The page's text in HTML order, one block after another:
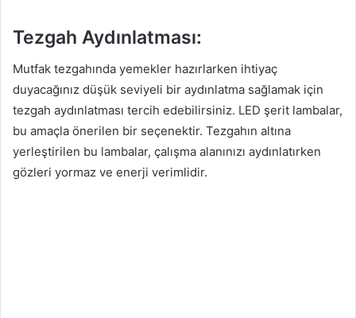
Tezgah Aydınlatması:
Mutfak tezgahında yemekler hazırlarken ihtiyaç
duyacağınız düşük seviyeli bir aydınlatma sağlamak için
tezgah aydınlatması tercih edebilirsiniz. LED şerit lambalar,
bu amaçla önerilen bir seçenektir. Tezgahın altına
yerleştirilen bu lambalar, çalışma alanınızı aydınlatırken
gözleri yormaz ve enerji verimlidir.